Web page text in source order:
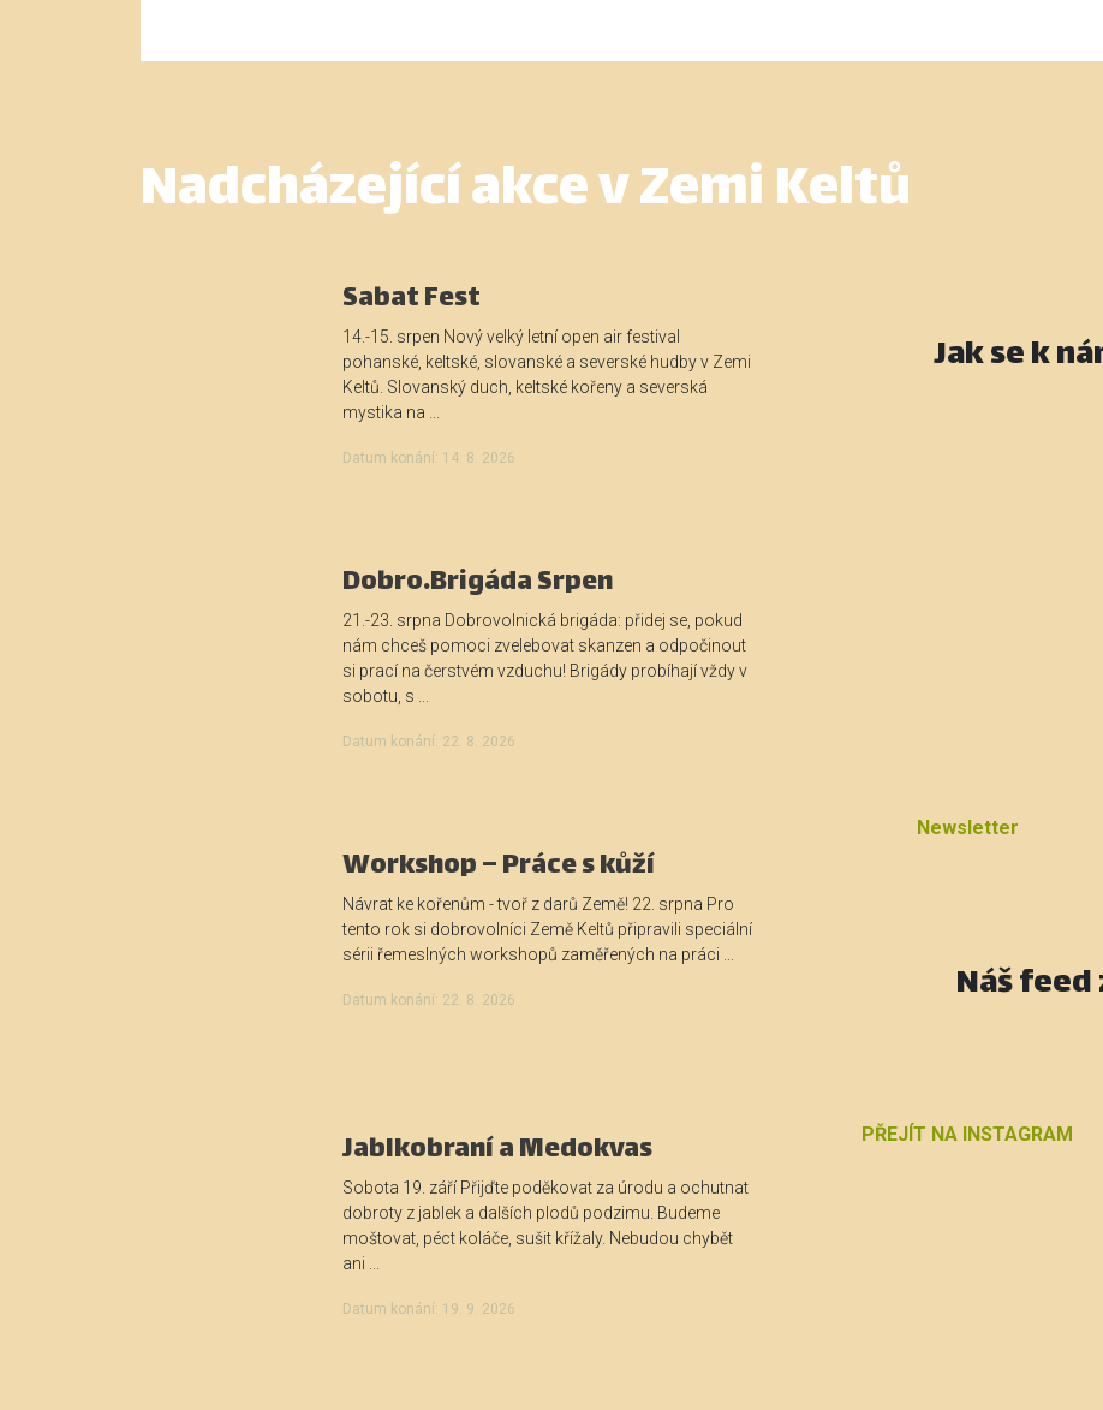
Nadcházející akce v Zemi Keltů
Sabat Fest
14.-15. srpen Nový velký letní open air festival
pohanské, keltské, slovanské a severské hudby v Zemi
Keltů. Slovanský duch, keltské kořeny a severská
mystika na ...
Datum konání: 14. 8. 2026
Dobro.Brigáda Srpen
21.-23. srpna Dobrovolnická brigáda: přidej se, pokud
nám chceš pomoci zvelebovat skanzen a odpočinout
si prací na čerstvém vzduchu! Brigády probíhají vždy v
sobotu, s ...
Datum konání: 22. 8. 2026
Workshop – Práce s kůží
Návrat ke kořenům - tvoř z darů Země! 22. srpna Pro
tento rok si dobrovolníci Země Keltů připravili speciální
sérii řemeslných workshopů zaměřených na práci ...
Datum konání: 22. 8. 2026
Jablkobraní a Medokvas
Sobota 19. září Přijďte poděkovat za úrodu a ochutnat
dobroty z jablek a dalších plodů podzimu. Budeme
moštovat, péct koláče, sušit křížaly. Nebudou chybět
ani ...
Datum konání: 19. 9. 2026
Jak se k
Newsletter
Náš
PŘEJÍT NA INSTAGRAM